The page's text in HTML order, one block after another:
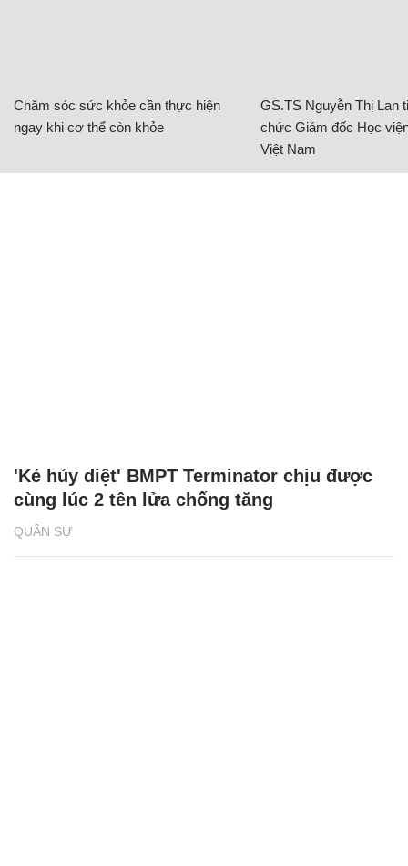
Chăm sóc sức khỏe cần thực hiện
ngay khi cơ thể còn khỏe
GS.TS Nguyễn Thị Lan
chức Giám đốc Học
Việt Nam
QUÂN SỰ
'Kẻ hủy diệt' BMPT Terminator chịu được
cùng lúc 2 tên lửa chống tăng